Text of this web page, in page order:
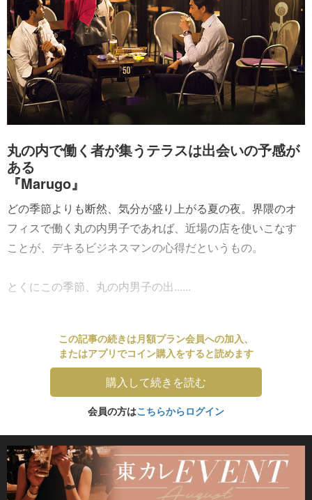
丸の内で働く者が集うテラスは出会いの予感が
ある
『Marugo』
どの季節よりも断然、気分が盛り上がる夏の夜。界隈のオ
フィスで働く丸の内男子であれば、近場の店を使いこなす
ことが、デキるビジネスマンの心得だというもの。
とくにこの季節、丸の内男子の出......
この記事の続きは月額プラン会員への加入、
またはアプリでコイン購入をすると読めます
購入して続きを読む
会員の方はこちらからログイン